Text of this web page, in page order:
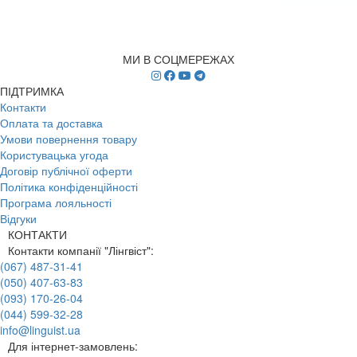
МИ В СОЦМЕРЕЖАХ
ПІДТРИМКА
Контакти
Оплата та доставка
Умови повернення товару
Користувацька угода
Договір публічної оферти
Політика конфіденційності
Програма лояльності
Відгуки
КОНТАКТИ
Контакти компанії "Лінгвіст":
(067) 487-31-41
(050) 407-63-83
(093) 170-26-04
(044) 599-32-28
info@linguist.ua
Для інтернет-замовлень: